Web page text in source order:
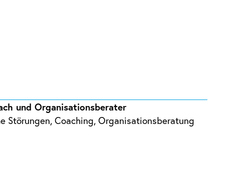
und Organisationsberater
Störungen, Coaching, Organisationsberatung